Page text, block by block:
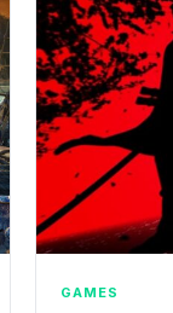
GAMES